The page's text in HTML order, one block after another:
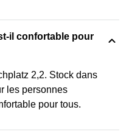
il confortable pour
2,2. Stock dans
les personnes
pour tous.